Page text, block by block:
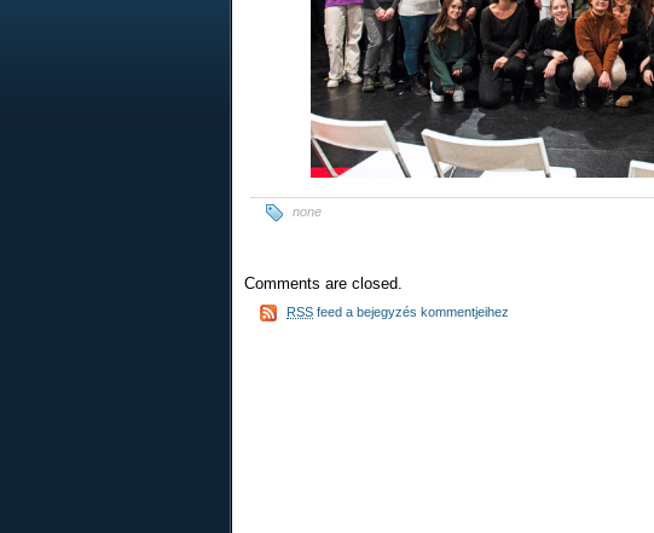
none
Comments are closed.
RSS feed a bejegyzés kommentjeihez